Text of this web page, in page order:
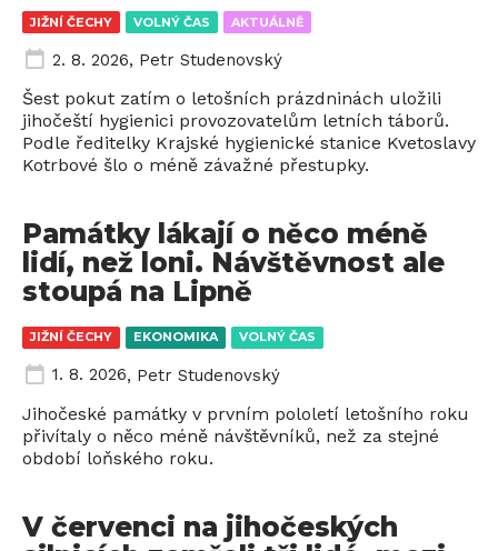
JIŽNÍ ČECHY VOLNÝ ČAS AKTUÁLNĚ
2. 8. 2026, Petr Studenovský
Šest pokut zatím o letošních prázdninách uložili
jihočeští hygienici provozovatelům letních táborů.
Podle ředitelky Krajské hygienické stanice Kvetoslavy
Kotrbové šlo o méně závažné přestupky.
JIŽNÍ ČECHY EKONOMIKA VOLNÝ ČAS
Památky lákají o něco méně
lidí, než loni. Návštěvnost ale
stoupá na Lipně
1. 8. 2026, Petr Studenovský
Jihočeské památky v prvním pololetí letošního roku
přivítaly o něco méně návštěvníků, než za stejné
období loňského roku.
V červenci na jihočeských